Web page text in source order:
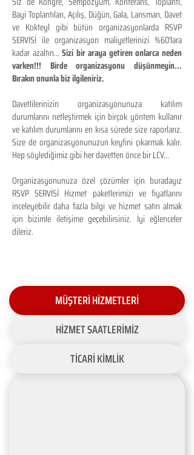
Bayi Toplantıları, Açılış, Düğün, Gala, Lansman, Davet
ve Kokteyl gibi bütün organizasyonlarda RSVP
SERVİSİ ile organizasyon maliyetlerinizi %60'lara
kadar azaltın...Sizi bir araya getiren onlarca neden
varken!!! Birde organizasyonu düşünmeyin...
Bırakın onunla biz ilgileniriz.
Davetlilerinizin organizasyonunuza katılım
durumlarını netleştirmek için birçok yöntem kullanır
ve katılım durumlarını en kısa sürede size raporlarız.
Size de organizasyonunuzun keyfini çıkarmak kalır.
Hep söylediğimiz gibi her davetten önce bir LCV...
Organizasyonunuza özel çözümler için buradayız
RSVP SERVİSİ Hizmet paketlerimizi ve fiyatlarını
inceleyebilir daha fazla bilgi ve hizmet satın almak
için bizimle iletişime geçebilirsiniz. İyi eğlenceler
dileriz.
MÜŞTERİ HİZMETLERİ
HİZMET SAATLERİMİZ
TİCARİ KİMLİK